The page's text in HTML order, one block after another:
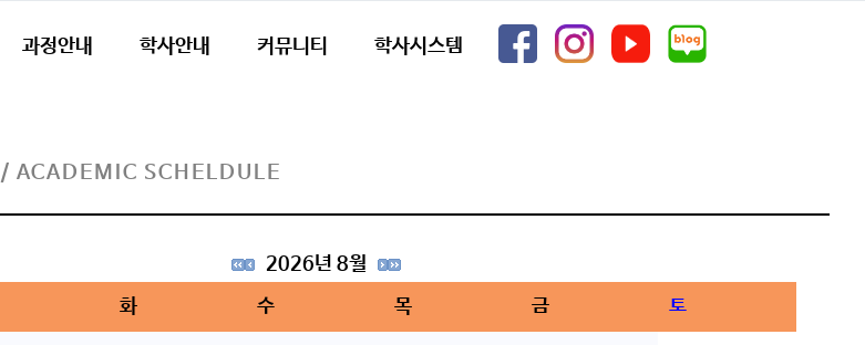
과정안내 학사안내 커뮤니티 학사시스템
/ ACADEMIC SCHELDULE
2026년 8월
화 수 목 금 토